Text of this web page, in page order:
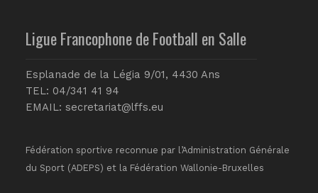
Ligue Francophone de Football en Salle
Esplanade de la Légia 9/01, 4430 Ans
TEL: 04/341 41 94
EMAIL: secretariat@lffs.eu
Fédération sportive reconnue par l’Administration Générale
du Sport (ADEPS) et la Fédération Wallonie-Bruxelles